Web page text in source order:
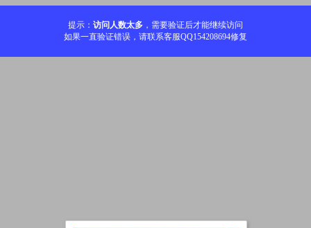
提示： 访问人数太多 ，需要验证后才能继续访问
如果一直验证错误，请联系客服QQ154208694修复